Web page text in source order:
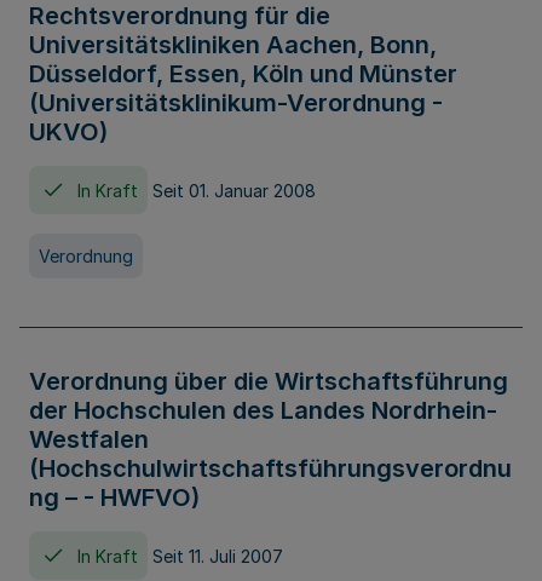
Rechtsverordnung für die
Universitätskliniken Aachen, Bonn,
Düsseldorf, Essen, Köln und Münster
(Universitätsklinikum-Verordnung -
UKVO)
In Kraft Seit 01. Januar 2008
Verordnung
Verordnung über die Wirtschaftsführung
der Hochschulen des Landes Nordrhein-
Westfalen
(Hochschulwirtschaftsführungsverordnu
ng – - HWFVO)
In Kraft Seit 11. Juli 2007